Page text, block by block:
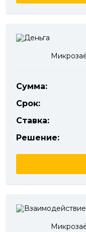
Сумма:
Срок:
Ставка:
Решение: